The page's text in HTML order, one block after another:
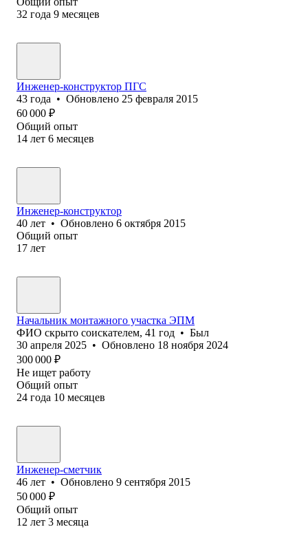
32 года 9 месяцев
Инженер-конструктор ПГС
43 года • Обновлено 25 февраля 2015
60 000 ₽
Общий опыт
14 лет 6 месяцев
Инженер-конструктор
40 лет • Обновлено 6 октября 2015
Общий опыт
17 лет
Начальник монтажного участка ЭПМ
ФИО скрыто соискателем, 41 год • Был
30 апреля 2025 • Обновлено 18 ноября 2024
300 000 ₽
Не ищет работу
Общий опыт
24 года 10 месяцев
Инженер-сметчик
46 лет • Обновлено 9 сентября 2015
50 000 ₽
Общий опыт
12 лет 3 месяца